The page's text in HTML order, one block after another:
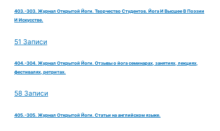
403.-303. Журнал Открытой Йоги. Творчество Студентов. Йога И Высшее В Поэзии
И Искусстве.
51 Записи
404.-304. Журнал Открытой Йоги. Отзывы о йога семинарах, занятиях, лекциях,
фестивалях, ретритах.
58 Записи
405.-305. Журнал Открытой Йоги. Статьи на английском языке.